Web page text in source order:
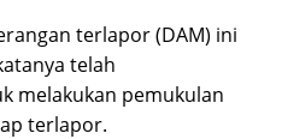
terlapor (DAM) ini
telah
melakukan pemukulan
terlapor.